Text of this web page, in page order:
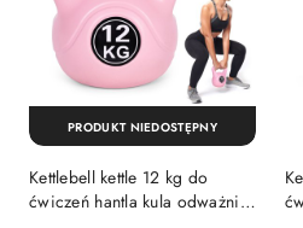
Kettlebell kettle 12 kg do
ćwiczeń hantla kula odważnik
PRODUKT NIEDOSTĘPNY